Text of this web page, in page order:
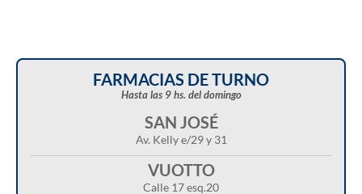
FARMACIAS DE TURNO
Hasta las 9 hs. del domingo
SAN JOSÉ
Av. Kelly e/29 y 31
VUOTTO
Calle 17 esq.20